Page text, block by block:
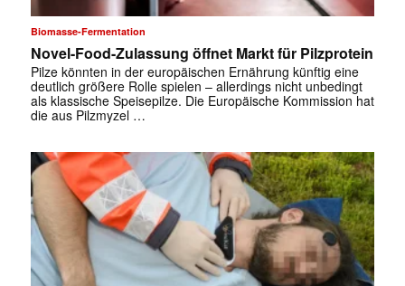
Biomasse-Fermentation
Novel-Food-Zulassung öffnet Markt für Pilzprotein
Pilze könnten in der europäischen Ernährung künftig eine
deutlich größere Rolle spielen – allerdings nicht unbedingt
als klassische Speisepilze. Die Europäische Kommission hat
die aus Pilzmyzel …